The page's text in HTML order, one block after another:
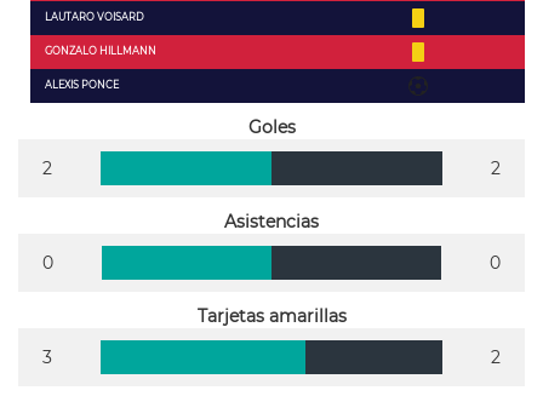
LAUTARO VOISARD
GONZALO HILLMANN
ALEXIS PONCE
Goles
2
2
Asistencias
0
0
Tarjetas amarillas
3
2